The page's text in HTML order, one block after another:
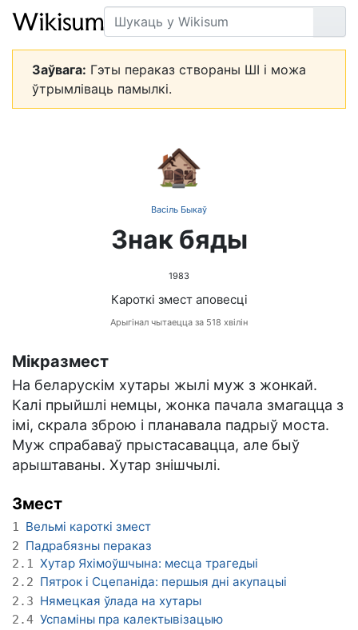
Пошук
Заўвага: Гэты пераказ створаны ШІ і можа
ўтрымліваць памылкі.
🏚️
Васіль Быкаў
Знак бяды
1983
Кароткі змест аповесці
Арыгінал чытаецца за 518 хвілін
Мікразмест
На беларускім хутары жылі муж з жонкай.
Калі прыйшлі немцы, жонка пачала змагацца з
імі, скрала зброю і планавала падрыў моста.
Муж спрабаваў прыстасавацца, але быў
арыштаваны. Хутар знішчылі.
Змест
1 Вельмі кароткі змест
2 Падрабязны пераказ
2.1 Хутар Яхімоўшчына: месца трагедыі
2.2 Пятрок і Сцепаніда: першыя дні акупацыі
2.3 Нямецкая ўлада на хутары
2.4 Успаміны пра калектывізацыю